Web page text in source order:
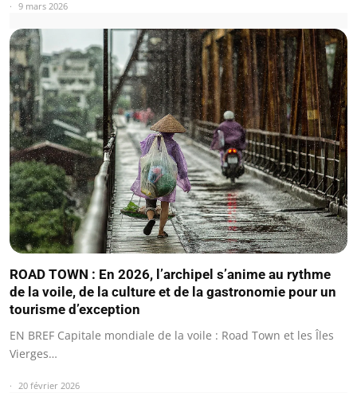
9 mars 2026
ROAD TOWN : En 2026, l’archipel s’anime au rythme
de la voile, de la culture et de la gastronomie pour un
tourisme d’exception
EN BREF Capitale mondiale de la voile : Road Town et les Îles
Vierges…
20 février 2026